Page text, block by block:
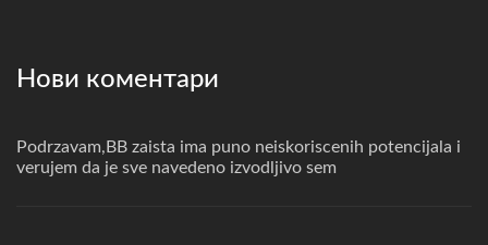
Нови коментари
Podrzavam,BB zaista ima puno neiskoriscenih potencijala i
verujem da je sve navedeno izvodljivo sem